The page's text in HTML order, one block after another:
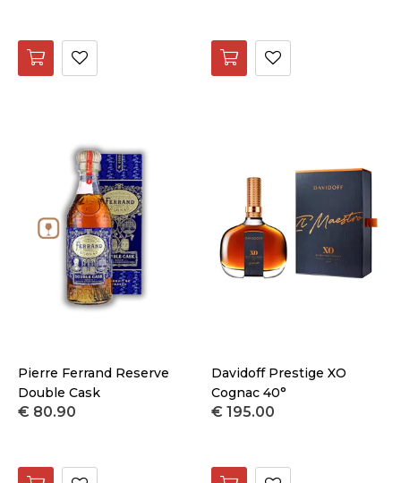
Pierre Ferrand Reserve
Double Cask
€ 80.90
Davidoff Prestige XO
Cognac 40°
€ 195.00